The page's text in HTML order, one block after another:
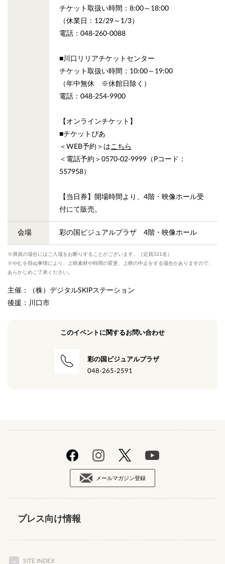
チケット取扱い時間：8:00～18:00
（休業日：12/29～1/3）
電話：048-260-0088
■川口リリアチケットセンター
チケット取扱い時間：10:00～19:00
（年中無休 ※休館日除く）
電話：048-254-9900
【オンラインチケット】
■チケットぴあ
＜WEB予約＞は こちら
＜電話予約＞0570-02-9999（Pコード：
557958）
【当日券】開場時間より、4階・映像ホール受
付にて販売。
会場 彩の国ビジュアルプラザ 4階・映像ホール
※満員の場合にはご入場をお断りすることがございます。（定員321名）
※やむを得ぬ事情により、上映素材や時間の変更、上映の中止をする場合がありますので、
あらかじめご了承ください。
主催：（株）デジタルSKIPステーション
後援：川口市
このイベントに関するお問い合わせ
彩の国ビジュアルプラザ
048-265-2591
メールマガジン登録
プレス向け情報
SITE INDEX